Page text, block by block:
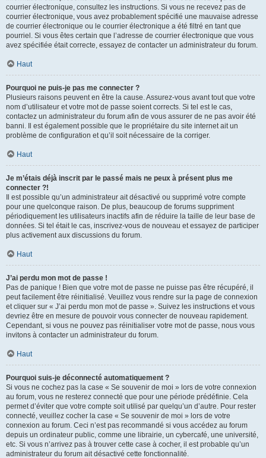
courrier électronique, consultez les instructions. Si vous ne recevez pas de
courrier électronique, vous avez probablement spécifié une mauvaise adresse
de courrier électronique ou le courrier électronique a été filtré en tant que
pourriel. Si vous êtes certain que l’adresse de courrier électronique que vous
avez spécifiée était correcte, essayez de contacter un administrateur du forum.
Haut
Pourquoi ne puis-je pas me connecter ?
Plusieurs raisons peuvent en être la cause. Assurez-vous avant tout que votre
nom d’utilisateur et votre mot de passe soient corrects. Si tel est le cas,
contactez un administrateur du forum afin de vous assurer de ne pas avoir été
banni. Il est également possible que le propriétaire du site internet ait un
problème de configuration et qu’il soit nécessaire de la corriger.
Haut
Je m’étais déjà inscrit par le passé mais ne peux à présent plus me
connecter ?!
Il est possible qu’un administrateur ait désactivé ou supprimé votre compte
pour une quelconque raison. De plus, beaucoup de forums suppriment
périodiquement les utilisateurs inactifs afin de réduire la taille de leur base de
données. Si tel était le cas, inscrivez-vous de nouveau et essayez de participer
plus activement aux discussions du forum.
Haut
J’ai perdu mon mot de passe !
Pas de panique ! Bien que votre mot de passe ne puisse pas être récupéré, il
peut facilement être réinitialisé. Veuillez vous rendre sur la page de connexion
et cliquer sur « J’ai perdu mon mot de passe ». Suivez les instructions et vous
devriez être en mesure de pouvoir vous connecter de nouveau rapidement.
Cependant, si vous ne pouvez pas réinitialiser votre mot de passe, nous vous
invitons à contacter un administrateur du forum.
Haut
Pourquoi suis-je déconnecté automatiquement ?
Si vous ne cochez pas la case « Se souvenir de moi » lors de votre connexion
au forum, vous ne resterez connecté que pour une période prédéfinie. Cela
permet d’éviter que votre compte soit utilisé par quelqu’un d’autre. Pour rester
connecté, veuillez cocher la case « Se souvenir de moi » lors de votre
connexion au forum. Ceci n’est pas recommandé si vous accédez au forum
depuis un ordinateur public, comme une librairie, un cybercafé, une université,
etc. Si vous n’arrivez pas à trouver cette case à cocher, il est probable qu’un
administrateur du forum ait désactivé cette fonctionnalité.